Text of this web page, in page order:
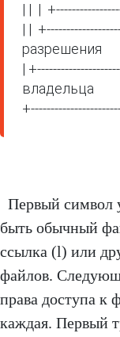
| |  |
| |
разрешения
|
владельца
Первый символ
быть обычный
ссылка (l) или
файлов.
права доступа к
каждая. Первый